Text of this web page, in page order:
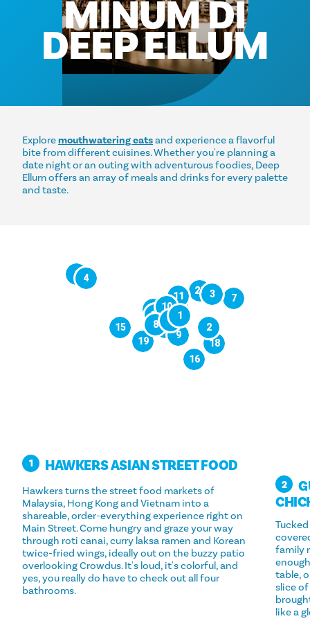
MINUM DI
DEEP ELLUM
Exploremouthwatering eatsand experience a flavorful
bite from different cuisines. Whether you're planning a
date night or an outing with adventurous foodies, Deep
Ellum offers an array of meals and drinks for every palette
and taste.
1 HAWKERS ASIAN STREET FOOD
Hawkers turns the street food markets of
Malaysia, Hong Kong and Vietnam into a
shareable, order-everything experience right on
Main Street. Come hungry and graze your way
through roti canai, curry laksa ramen and Korean
twice-fried wings, ideally out on the buzzy patio
overlooking Crowdus. It's loud, it's colorful, and
yes, you really do have to check out all four
bathrooms.
2
family
table,
slice
like a
1
2
3
4
5
6
7
8
9
10
11
12
13
14
15
16
17
18
19
20
21